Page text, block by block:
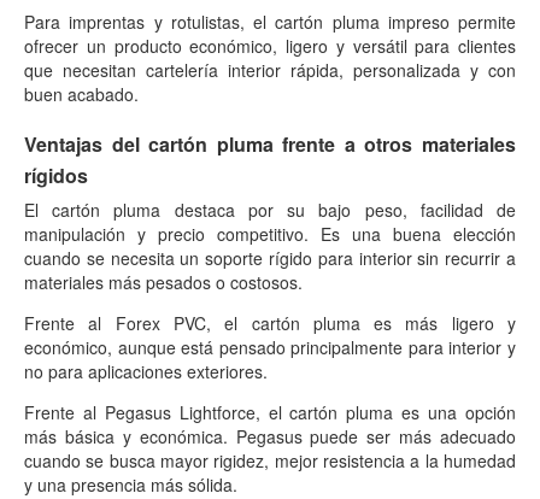
Para imprentas y rotulistas, el cartón pluma impreso permite
ofrecer un producto económico, ligero y versátil para clientes
que necesitan cartelería interior rápida, personalizada y con
buen acabado.
Ventajas del cartón pluma frente a otros materiales
rígidos
El cartón pluma destaca por su bajo peso, facilidad de
manipulación y precio competitivo. Es una buena elección
cuando se necesita un soporte rígido para interior sin recurrir a
materiales más pesados o costosos.
Frente al Forex PVC, el cartón pluma es más ligero y
económico, aunque está pensado principalmente para interior y
no para aplicaciones exteriores.
Frente al Pegasus Lightforce, el cartón pluma es una opción
más básica y económica. Pegasus puede ser más adecuado
cuando se busca mayor rigidez, mejor resistencia a la humedad
y una presencia más sólida.